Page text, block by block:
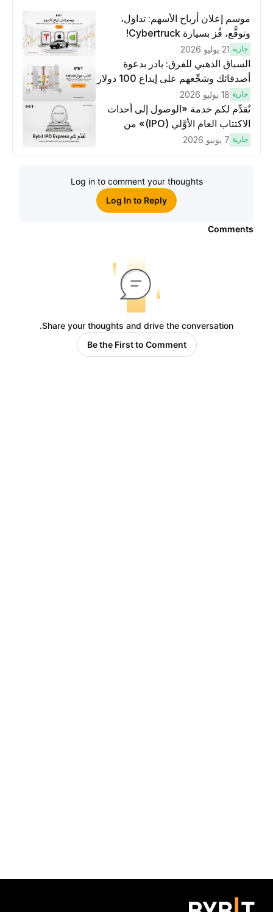
موسم إعلان أرباح الأسهم: تداوَل،
وتوقَّع، فُز بسيارة Cybertruck!
جارية 21 يوليو 2026
السباق الذهبي للفرق: بادر بدعوة
أصدقائك وشجِّعهم على إيداع 100 دولار
لكسَب مكافآت مُضاعَفة
جارية 18 يوليو 2026
نُقدِّم لكم خدمة «الوصول إلى أحداث
الاكتتاب العام الأوَّلي (IPO)» من
Bybit، بوابتك للوصول المبكر إلى فرص
جارية 7 يونيو 2026
Log in to comment your thoughts
Log In to Reply
Comments
Share your thoughts and drive the conversation.
Be the First to Comment